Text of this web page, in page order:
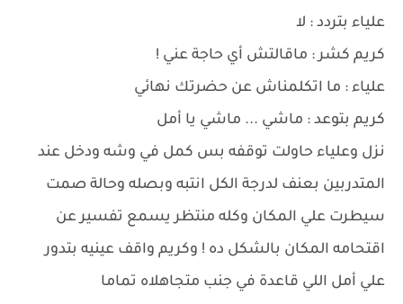
علياء بتردد : لا
كريم كشر : ماقالتش أي حاجة عني !
علياء : ما اتكلمناش عن حضرتك نهائي
كريم بتوعد : ماشي ... ماشي يا أمل
نزل وعلياء حاولت توقفه بس كمل في وشه ودخل عند
المتدربين بعنف لدرجة الكل انتبه وبصله وحالة صمت
سيطرت علي المكان وكله منتظر يسمع تفسير عن
اقتحامه المكان بالشكل ده ! وكريم واقف عينيه بتدور
علي أمل اللي قاعدة في جنب متجاهلاه تماما